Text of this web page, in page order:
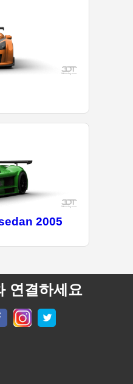
2005
연결하세요